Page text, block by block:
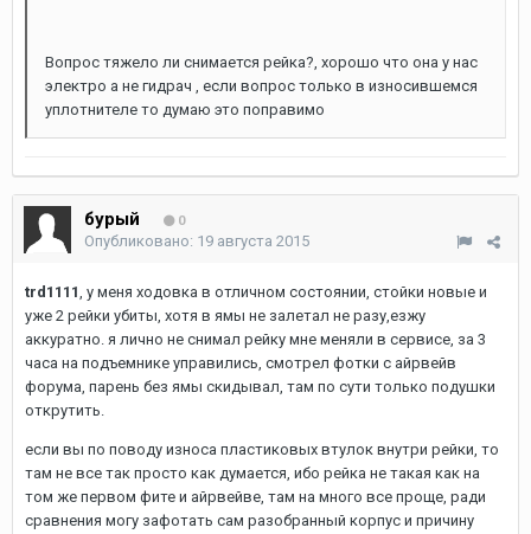
Вопрос тяжело ли снимается рейка?, хорошо что она у нас
электро а не гидрач , если вопрос только в износившемся
уплотнителе то думаю это поправимо
бурый 0
Опубликовано: 19 августа 2015
trd1111, у меня ходовка в отличном состоянии, стойки новые и
уже 2 рейки убиты, хотя в ямы не залетал не разу,езжу
аккуратно. я лично не снимал рейку мне меняли в сервисе, за 3
часа на подъемнике управились, смотрел фотки с айрвейв
форума, парень без ямы скидывал, там по сути только подушки
открутить.
если вы по поводу износа пластиковых втулок внутри рейки, то
там не все так просто как думается, ибо рейка не такая как на
том же первом фите и айрвейве, там на много все проще, ради
сравнения могу зафотать сам разобранный корпус и причину